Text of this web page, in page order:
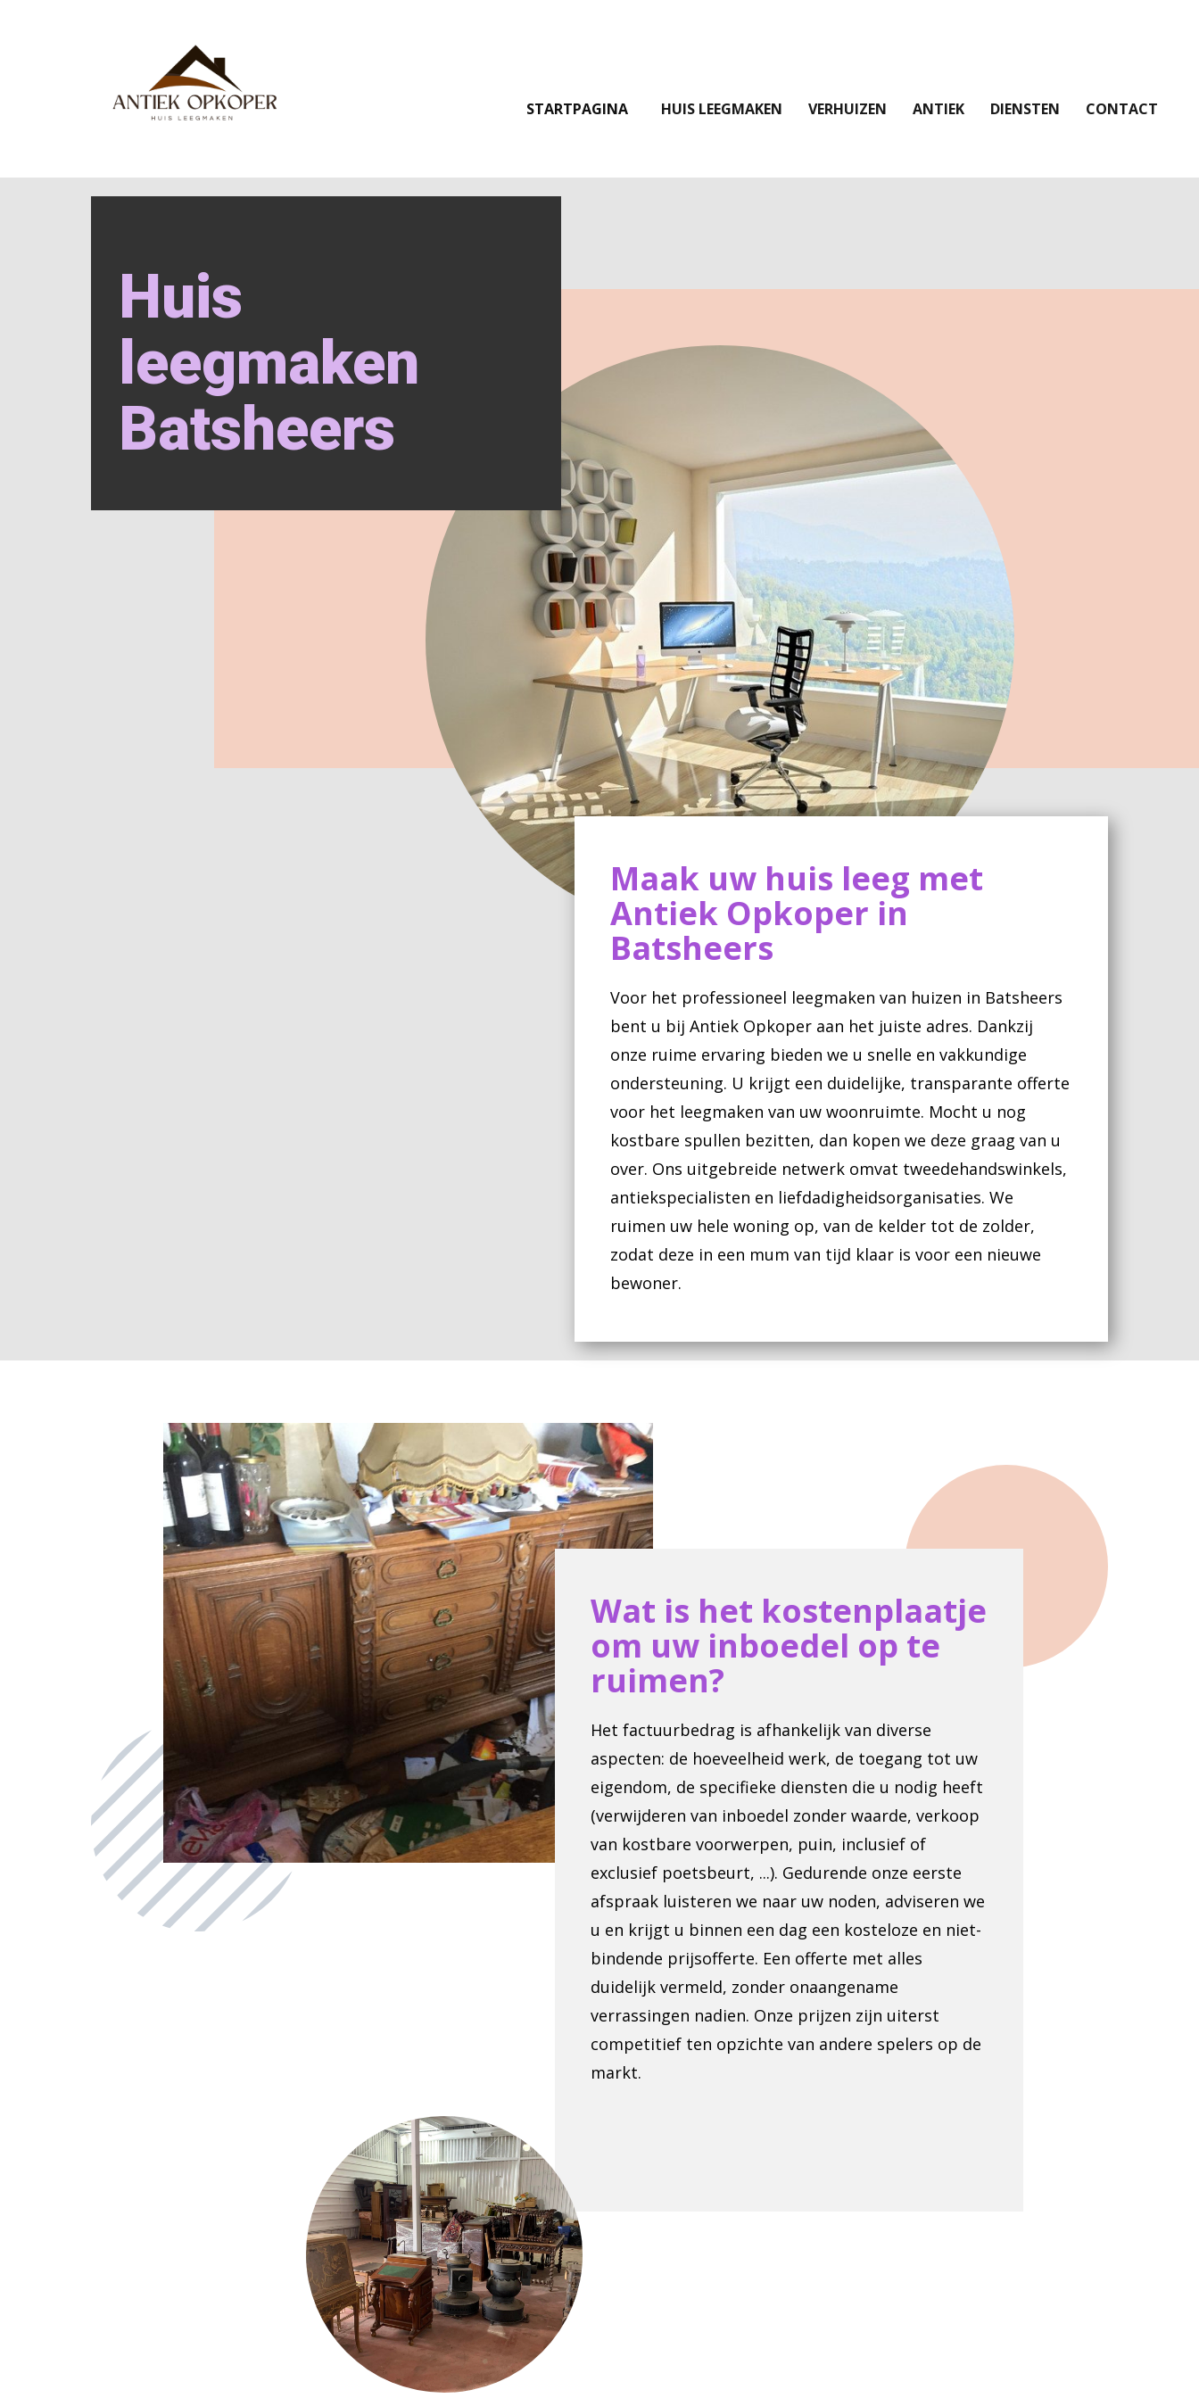
STARTPAGINA HUIS LEEGMAKEN VERHUIZEN ANTIEK DIENSTEN CONTACT
Huis
leegmaken
Batsheers
Maak uw huis leeg met
Antiek Opkoper in
Batsheers
Voor het professioneel leegmaken van huizen in Batsheers
bent u bij Antiek Opkoper aan het juiste adres. Dankzij
onze ruime ervaring bieden we u snelle en vakkundige
ondersteuning. U krijgt een duidelijke, transparante offerte
voor het leegmaken van uw woonruimte. Mocht u nog
kostbare spullen bezitten, dan kopen we deze graag van u
over. Ons uitgebreide netwerk omvat tweedehandswinkels,
antiekspecialisten en liefdadigheidsorganisaties. We
ruimen uw hele woning op, van de kelder tot de zolder,
zodat deze in een mum van tijd klaar is voor een nieuwe
bewoner.
Wat is het kostenplaatje
om uw inboedel op te
ruimen?
Het factuurbedrag is afhankelijk van diverse
aspecten: de hoeveelheid werk, de toegang tot uw
eigendom, de specifieke diensten die u nodig heeft
(verwijderen van inboedel zonder waarde, verkoop
van kostbare voorwerpen, puin, inclusief of
exclusief poetsbeurt, ...). Gedurende onze eerste
afspraak luisteren we naar uw noden, adviseren we
u en krijgt u binnen een dag een kosteloze en niet-
bindende prijsofferte. Een offerte met alles
duidelijk vermeld, zonder onaangename
verrassingen nadien. Onze prijzen zijn uiterst
competitief ten opzichte van andere spelers op de
markt.